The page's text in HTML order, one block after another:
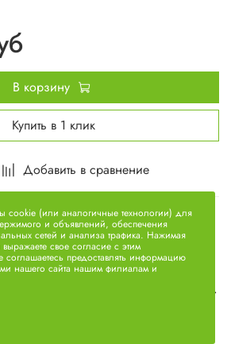
Добавить в сравнение
В корзину
Купить в 1 клик
311714-П
cookie (или аналогичные технологии) для
и объявлений, обеспечения
сетей и анализа трафика. Нажимая
свое согласие с этим
соглашаетесь предоставлять информацию
нашего сайта нашим филиалам и